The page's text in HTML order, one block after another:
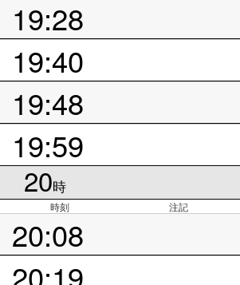
19:28
19:40
19:48
19:59
20時
時刻 注記
20:08
20:19